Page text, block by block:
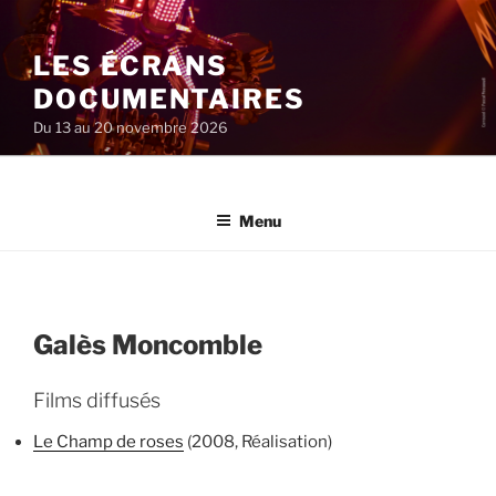
au
contenu
principal
LES ÉCRANS
DOCUMENTAIRES
Du 13 au 20 novembre 2026
Menu
Galès Moncomble
Films diffusés
Le Champ de roses (2008, Réalisation)